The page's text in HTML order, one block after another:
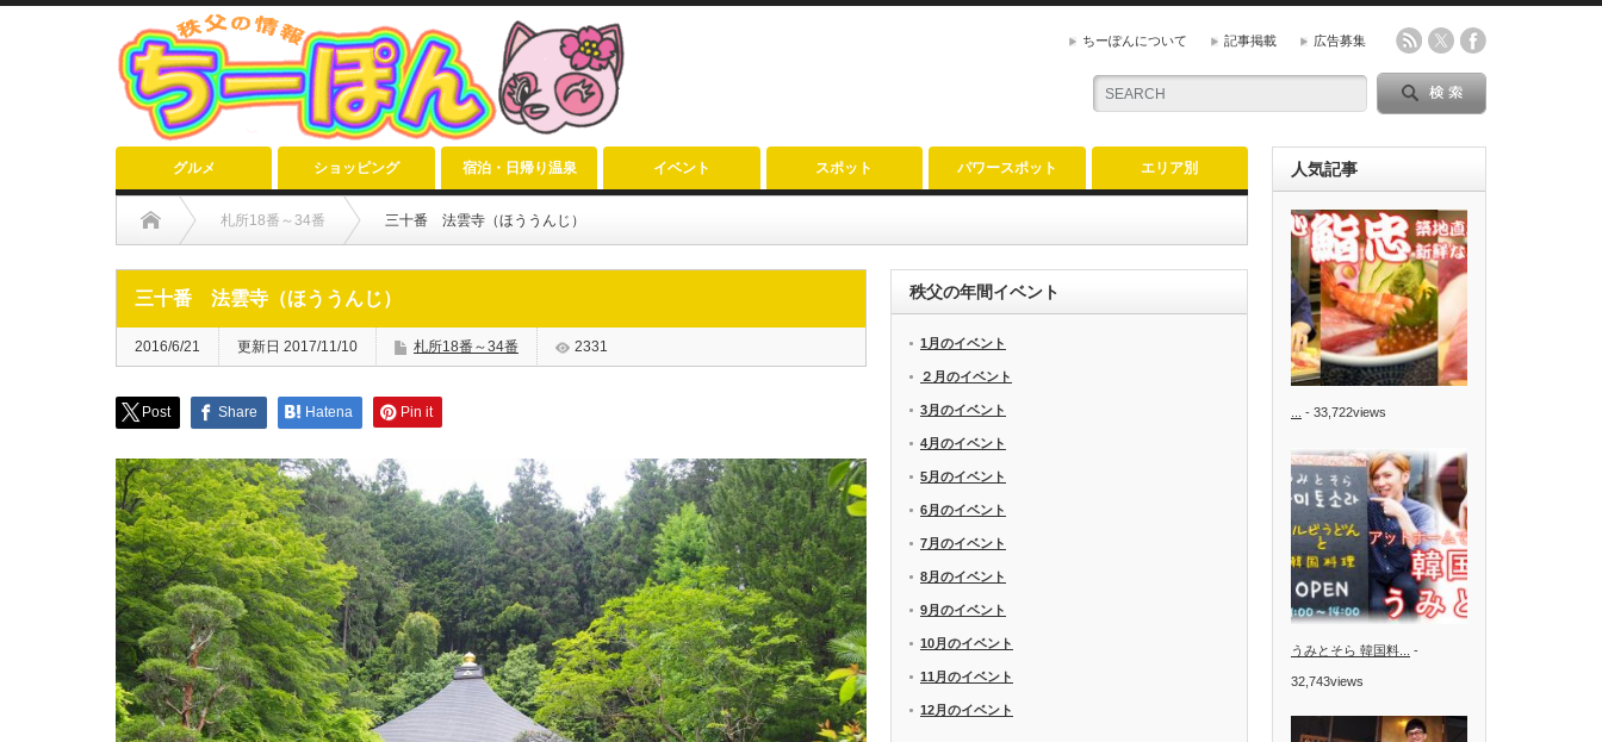
ちーぽんについて 記事掲載 広告募集
グルメ ショッピング 宿泊・日帰り温泉 イベント スポット パワースポット エリア別
札所18番～34番 三十番 法雲寺（ほううんじ）
三十番 法雲寺（ほううんじ）
2016/6/21 更新日 2017/11/10 札所18番～34番 2331
Post Share Hatena Pin it
秩父の年間イベント
1月のイベント
２月のイベント
3月のイベント
4月のイベント
5月のイベント
6月のイベント
7月のイベント
8月のイベント
9月のイベント
10月のイベント
11月のイベント
12月のイベント
人気記事
- 33,722views
うみとそら 韓国料... -
32,743views